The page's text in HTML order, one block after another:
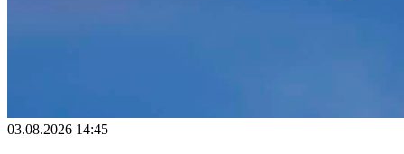
03.08.2026 14:45